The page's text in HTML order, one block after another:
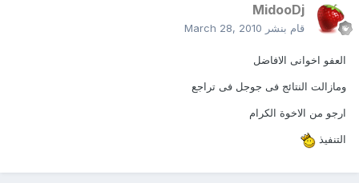
MidooDj
قام بنشر March 28, 2010
العفو اخوانى الافاضل
ومازالت النتائج فى جوجل فى تراجع
ارجو من الاخوة الكرام
التنفيذ